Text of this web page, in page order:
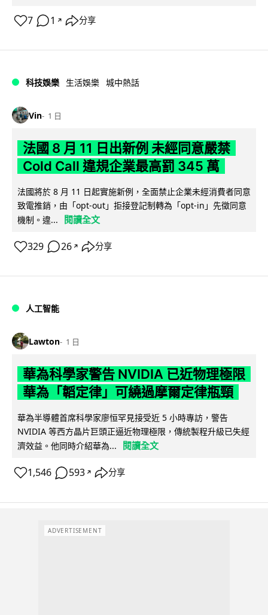
7 1 ↗ 分享
科技娛樂 生活娛樂 城中熱話
Vin 1 日
法國 8 月 11 日出新例 未經同意嚴禁
Cold Call 違規企業最高罰 345 萬
法國將於 8 月 11 日起實施新例，全面禁止企業未經消費者同意
致電推銷，由「opt-out」拒接登記制轉為「opt-in」先徵同意
機制。違...
閱讀全文
329 26 ↗ 分享
人工智能
Lawton 1 日
華為科學家警告 NVIDIA 已近物理極限
華為「韜定律」可繞過摩爾定律瓶頸
華為半導體首席科學家廖恒罕見接受近 5 小時專訪，警告
NVIDIA 等西方晶片巨頭正逼近物理極限，傳統製程升級已失經
濟效益。他同時介紹華為...
閱讀全文
1,546 593 ↗ 分享
ADVERTISEMENT